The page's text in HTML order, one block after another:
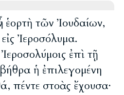
τῶν Ἰουδαίων,
Ἰεροσόλυμα.
ἐπὶ τῇ
ἡ ἐπιλεγομένη
πέντε στοὰς ἔχουσα·